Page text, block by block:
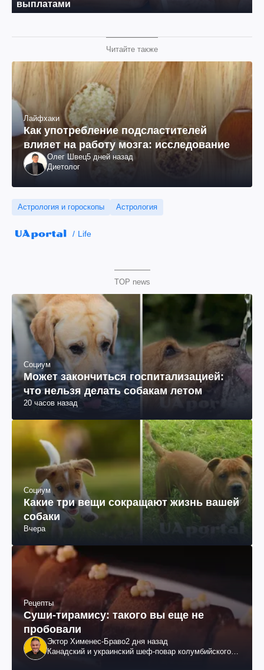
Читайте также
Лайфхаки
Как употребление подсластителей
влияет на работу мозга: исследование
Олег Швец5 дней назад
Диетолог
Астрология и гороскопы Астрология
Life
TOP news
Социум
Может закончиться госпитализацией:
что нельзя делать собакам летом
20 часов назад
Социум
Какие три вещи сокращают жизнь вашей
собаки
Вчера
Рецепты
Суши-тирамису: такого вы еще не
пробовали
Эктор Хименес-Браво2 дня назад
Канадский и украинский шеф-повар колумбийского